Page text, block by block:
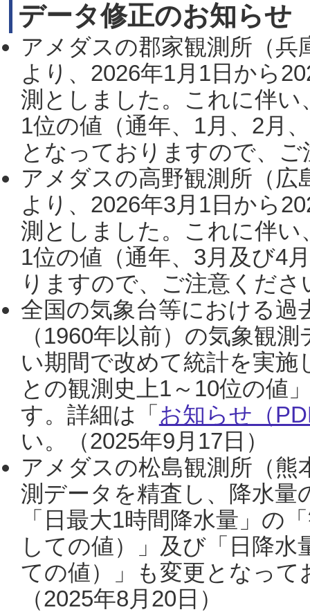
データ修正のお知らせ
アメダスの郡家観測所（
より、2026年1月1日から
測としました。これに伴い
1位の値（通年、1月、2月
となっておりますので、
アメダスの高野観測所（
より、2026年3月1日から
測としました。これに伴い
1位の値（通年、3月及び4
りますので、ご注意くだ
全国の気象台等における過
（1960年以前）の気象観
い期間で改めて統計を実
との観測史上1～10位の値
す。詳細は「 お知らせ（
い。（2025年9月17日）
アメダスの松島観測所（熊
測データを精査し、降水
「日最大1時間降水量」の
しての値）」及び「日降
ての値）」も変更となっ
（2025年8月20日）